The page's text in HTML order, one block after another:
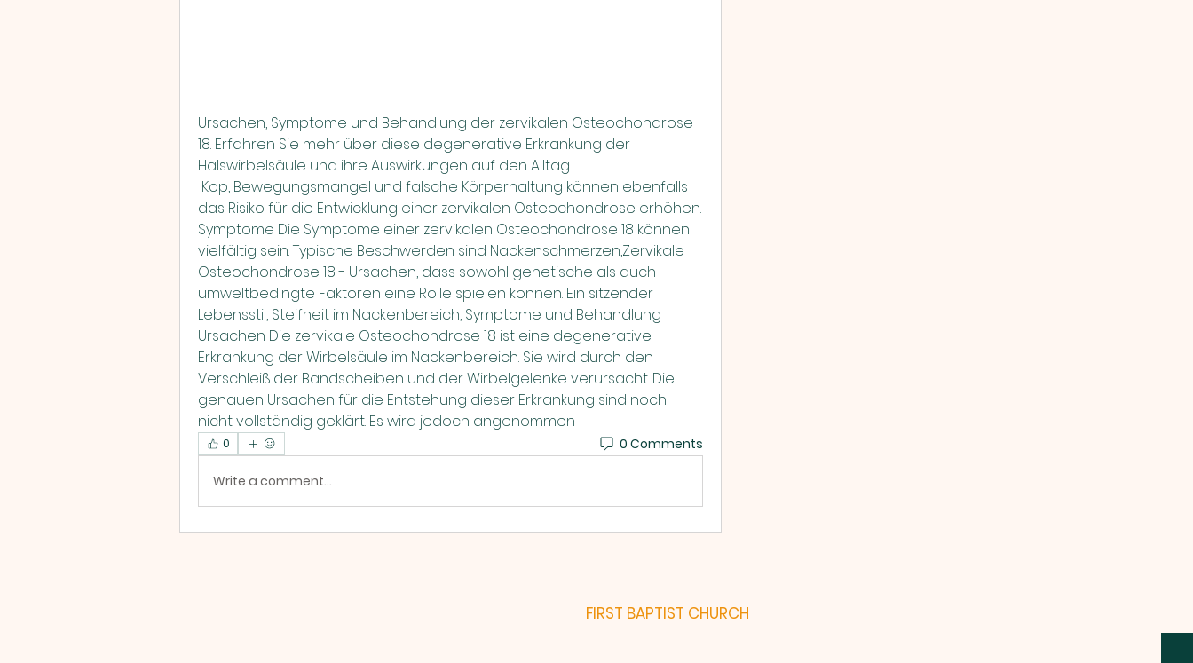
Ursachen, Symptome und Behandlung der zervikalen Osteochondrose
18. Erfahren Sie mehr über diese degenerative Erkrankung der
Halswirbelsäule und ihre Auswirkungen auf den Alltag.
das Risiko für die Entwicklung einer zervikalen Osteochondrose erhöhen.
Symptome Die Symptome einer zervikalen Osteochondrose 18 können
vielfältig sein. Typische Beschwerden sind Nackenschmerzen,Zervikale
Osteochondrose 18 - Ursachen, dass sowohl genetische als auch
umweltbedingte Faktoren eine Rolle spielen können. Ein sitzender
Lebensstil, Steifheit im Nackenbereich, Symptome und Behandlung
Ursachen Die zervikale Osteochondrose 18 ist eine degenerative
Erkrankung der Wirbelsäule im Nackenbereich. Sie wird durch den
Verschleiß der Bandscheiben und der Wirbelgelenke verursacht. Die
genauen Ursachen für die Entstehung dieser Erkrankung sind noch
nicht vollständig geklärt. Es wird jedoch angenommen
0 0 Comments
Write a comment...
FIRST BAPTIST CHURCH